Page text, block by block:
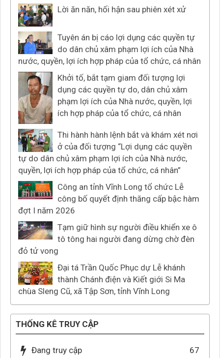
Lời ăn năn, hối hận sau phiên xét xử
Tuyên án bị cáo lợi dụng các quyền tự
do dân chủ xâm phạm lợi ích của Nhà
nước, quyền, lợi ích hợp pháp của tổ chức, cá nhân
Khởi tố, bắt tạm giam đối tượng lợi
dụng các quyền tự do, dân chủ xâm
phạm lợi ích của Nhà nước, quyền, lợi
ích hợp pháp của tổ chức, cá nhân
Thi hành hành lệnh bắt và khám xét nơi
ở của đối tượng “Lợi dụng các quyền
tự do dân chủ xâm phạm lợi ích của Nhà nước,
quyền, lợi ích hợp pháp của tổ chức, cá nhân”
Công an tỉnh Vĩnh Long tổ chức Lễ
công bố quyết định thăng cấp bậc hàm
đợt I năm 2026
Tạm giữ hình sự người điều khiển xe ô
tô tông hai người đang dừng chờ đèn
đỏ tử vong
Đại tá Trần Quốc Phục dự Lễ khánh
thành Chánh điện và Kiết giới Si Ma
chùa Sleng Cũ, xã Tập Sơn, tỉnh Vĩnh Long
THỐNG KÊ TRUY CẬP
Đang truy cập
67